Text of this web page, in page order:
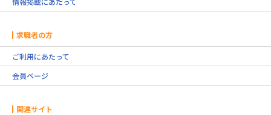
求職者の方
ご利用にあたって
会員ページ
関連サイト